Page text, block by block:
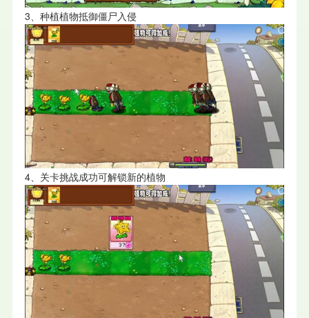
3、种植植物抵御僵尸入侵
4、关卡挑战成功可解锁新的植物